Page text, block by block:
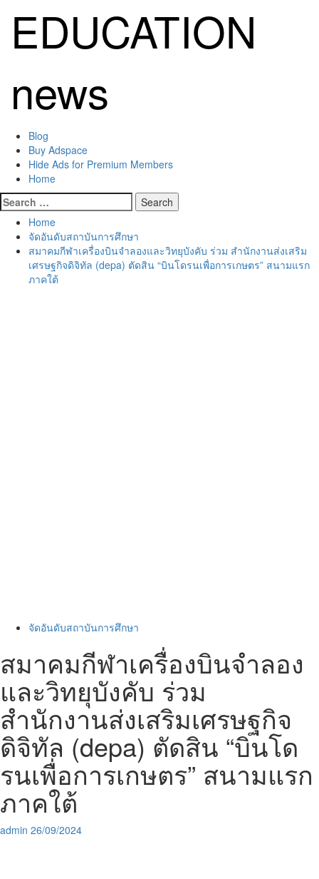
content
EDUCATION
news
Primary
Menu
Blog
Buy Adspace
Hide Ads for Premium Members
Home
Search
for:
Home
จัดอันดับสถาบันการศึกษา
สมาคมกีฬาเครื่องบินจำลองและวิทยุบังคับ ร่วม สำนักงานส่งเสริม
เศรษฐกิจดิจิทัล (depa) ตัดสิน “บินโดรนเพื่อการเกษตร” สนามแรก
ภาคใต้
จัดอันดับสถาบันการศึกษา
สมาคมกีฬาเครื่องบินจำลอง
และวิทยุบังคับ ร่วม
สำนักงานส่งเสริมเศรษฐกิจ
ดิจิทัล (depa) ตัดสิน “บินโด
รนเพื่อการเกษตร” สนามแรก
ภาคใต้
admin 26/09/2024